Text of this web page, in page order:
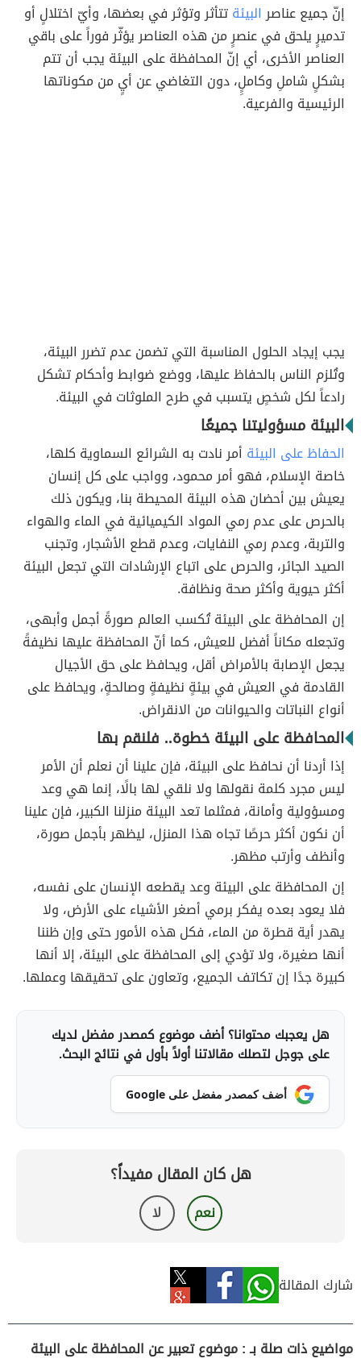
إنّ جميع عناصرالبيئةتتأثر وتؤثر في بعضها، وأيّ اختلالٍ أو
تدميرٍ يلحق في عنصرٍ من هذه العناصر يؤثّر فوراً على باقي
العناصر الأخرى، أي إنّ المحافظة على البيئة يجب أن تتم
بشكلٍ شاملِ وكاملٍِ، دون التغاضي عن أيٍ من مكوناتها
الرئيسية والفرعية.
يجب إيجاد الحلول المناسبة التي تضمن عدم تضرر البيئة،
وتُلزم الناس بالحفاظ عليها، ووضع ضوابط وأحكام تشكل
رادعاً لكل شخصٍ يتسبب في طرح الملوثات في البيئة.
البيئة مسؤوليتنا جميعًا
الحفاظ على البيئة أمر نادت به الشرائع السماوية كلها،
خاصة الإسلام، فهو أمر محمود، وواجب على كل إنسان
يعيش بين أحضان هذه البيئة المحيطة بنا، ويكون ذلك
بالحرص على عدم رمي المواد الكيميائية في الماء والهواء
والتربة، وعدم رمي النفايات، وعدم قطع الأشجار، وتجنب
الصيد الجائر، والحرص على اتباع الإرشادات التي تجعل البيئة
أكثر حيوية وأكثر صحة ونظافة.
إن المحافظة على البيئة تُكسب العالم صورةً أجمل وأبهى،
وتجعله مكاناً أفضل للعيش، كما أنّ المحافظة عليها نظيفةً
يجعل الإصابة بالأمراض أقل، ويحافظ على حق الأجيال
القادمة في العيش في بيئةٍ نظيفةٍ وصالحةٍ، ويحافظ على
أنواع النباتات والحيوانات من الانقراض.
المحافظة على البيئة خطوة.. فلنقم بها
إذا أردنا أن نحافظ على البيئة، فإن علينا أن نعلم أن الأمر
ليس مجرد كلمة نقولها ولا نلقي لها بالًا، إنما هي وعد
ومسؤولية وأمانة، فمثلما تعد البيئة منزلنا الكبير، فإن علينا
أن نكون أكثر حرصًا تجاه هذا المنزل، ليظهر بأجمل صورة،
وأنظف وأرتب مظهر.
إن المحافظة على البيئة وعد يقطعه الإنسان على نفسه،
فلا يعود بعده يفكر برمي أصغر الأشياء على الأرض، ولا
يهدر أية قطرة من الماء، فكل هذه الأمور حتى وإن ظننا
أنها صغيرة، ولا تؤدي إلى المحافظة على البيئة، إلا أنها
كبيرة جدًا إن تكاتف الجميع، وتعاون على تحقيقها وعملها.
هل يعجبك محتوانا؟ أضف موضوع كمصدر مفضل لديك
على جوجل لتصلك مقالاتنا أولاً بأول في نتائج البحث.
أضف كمصدر مفضل على Google
هل كان المقال مفيداً؟
نعم لا
شارك المقالة
مواضيع ذات صلة بـ : موضوع تعبير عن المحافظة على البيئة